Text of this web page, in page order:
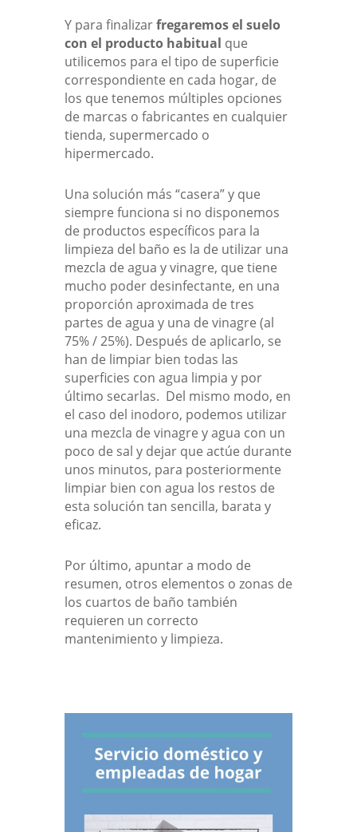
Y para finalizarfregaremos el suelo
con el producto habitual que
utilicemos para el tipo de superficie
correspondiente en cada hogar, de
los que tenemos múltiples opciones
de marcas o fabricantes en cualquier
tienda, supermercado o
hipermercado.
Una solución más “casera” y que
siempre funciona si no disponemos
de productos específicos para la
limpieza del baño es la de utilizar una
mezcla de agua y vinagre, que tiene
mucho poder desinfectante, en una
proporción aproximada de tres
partes de agua y una de vinagre (al
75% / 25%). Después de aplicarlo, se
han de limpiar bien todas las
superficies con agua limpia y por
último secarlas. Del mismo modo, en
el caso del inodoro, podemos utilizar
una mezcla de vinagre y agua con un
poco de sal y dejar que actúe durante
unos minutos, para posteriormente
limpiar bien con agua los restos de
esta solución tan sencilla, barata y
eficaz.
Por último, apuntar a modo de
resumen, otros elementos o zonas de
los cuartos de baño también
requieren un correcto
mantenimiento y limpieza.